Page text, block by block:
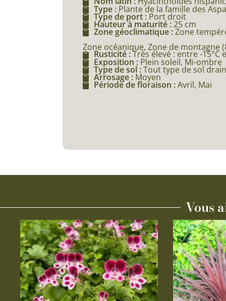
Type : Plante de la famille des
Type de port : Port droit
Hauteur à maturité :25 cm
Zone géoclimatique :Zone
Zone océanique, Zone de montagne
Rusticité :Très élevé : entre -15°C
Exposition : Plein soleil, Mi-ombre
Type de sol :Tout type de sol
Arrosage : Moyen
Période de floraison :Avril, Mai
Vous